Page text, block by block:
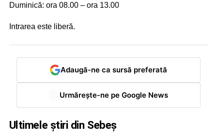
Duminică: ora 08.00 – ora 13.00
Intrarea este liberă.
Adaugă-ne ca sursă preferată
Urmărește-ne pe Google News
Ultimele știri din Sebeș